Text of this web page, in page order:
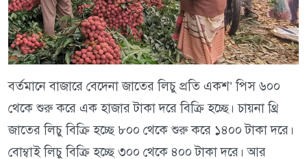
বর্তমানে বাজারে বেদেনা জাতের লিচু প্রতি একশ’ পিস ৬০০
থেকে শুরু করে এক হাজার টাকা দরে বিক্রি হচ্ছে। চায়না থ্রি
জাতের লিচু বিক্রি হচ্ছে ৮০০ থেকে শুরু করে ১৪০০ টাকা দরে।
বোম্বাই লিচু বিক্রি হচ্ছে ৩০০ থেকে ৪০০ টাকা দরে। আর